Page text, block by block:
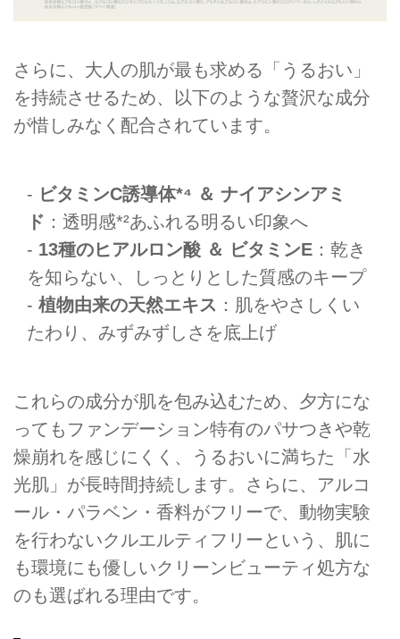
さらに、大人の肌が最も求める「うるおい」
を持続させるため、以下のような贅沢な成分
が惜しみなく配合されています。
- ビタミンC誘導体*⁴ ＆ ナイアシンアミ
ド ：透明感*²あふれる明るい印象へ
- 13種のヒアルロン酸 ＆ ビタミンE：乾き
を知らない、しっとりとした質感のキープ
- 植物由来の天然エキス ：肌をやさしくい
たわり、みずみずしさを底上げ
これらの成分が肌を包み込むため、夕方にな
ってもファンデーション特有のパサつきや乾
燥崩れを感じにくく、うるおいに満ちた「水
光肌」が長時間持続します。さらに、アルコ
ール・パラベン・香料がフリーで、動物実験
を行わないクルエルティフリーという、肌に
も環境にも優しいクリーンビューティ処方な
のも選ばれる理由です。